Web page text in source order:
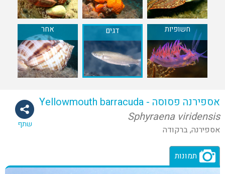
חשופיות דגים אחר
שתף
אספירנה פסוסה - Yellowmouth barracuda
Sphyraena viridensis
אספירנה, ברקודה
תמונות